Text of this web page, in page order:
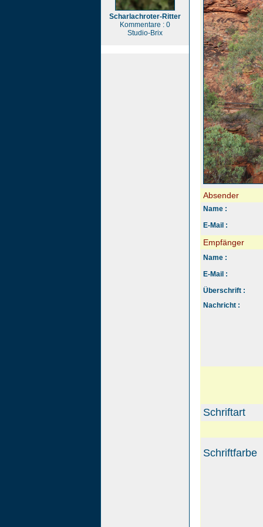
Scharlachroter-Ritter
Kommentare : 0
Studio-Brix
Absender
Name :
E-Mail :
Empfänger
Name :
E-Mail :
Überschrift :
Nachricht :
Schriftart
Schriftfarbe